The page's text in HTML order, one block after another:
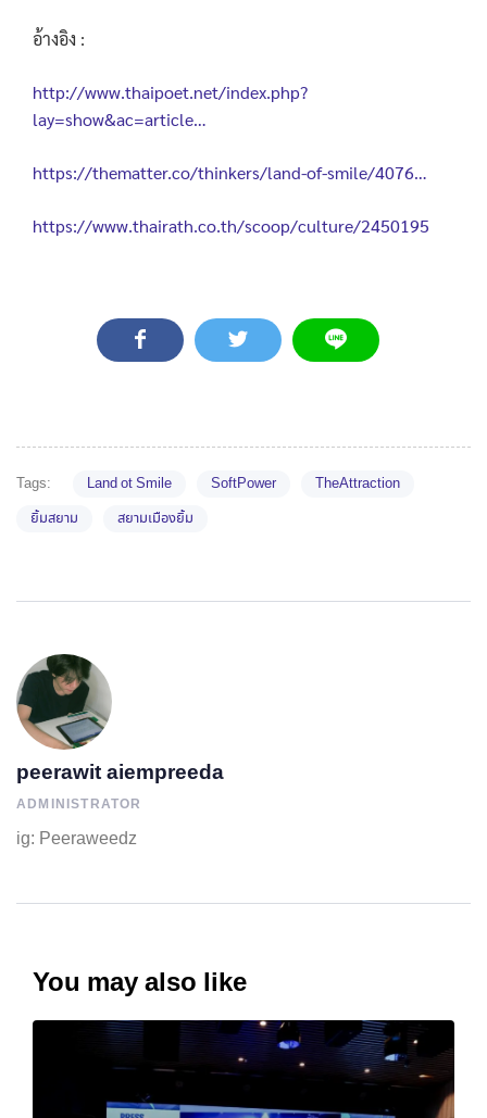
อ้างอิง :
http://www.thaipoet.net/index.php?
lay=show&ac=article…
https://thematter.co/thinkers/land-of-smile/4076…
https://www.thairath.co.th/scoop/culture/2450195
Tags: Land ot Smile SoftPower
TheAttraction
ยิ้มสยาม
สยามเมืองยิ้ม
peerawit aiempreeda
ADMINISTRATOR
ig: Peeraweedz
You may also like